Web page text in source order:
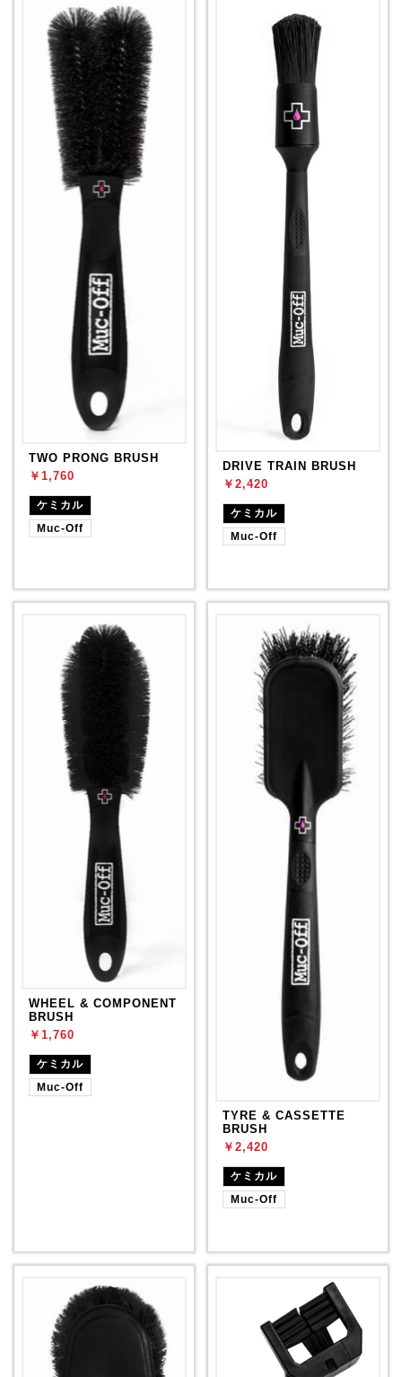
TWO PRONG BRUSH
￥1,760
ケミカル
Muc-Off
DRIVE TRAIN BRUSH
￥2,420
ケミカル
Muc-Off
WHEEL & COMPONENT
BRUSH
￥1,760
ケミカル
Muc-Off
TYRE & CASSETTE
BRUSH
￥2,420
ケミカル
Muc-Off